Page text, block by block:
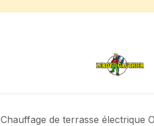
Chauffage de terrasse électrique